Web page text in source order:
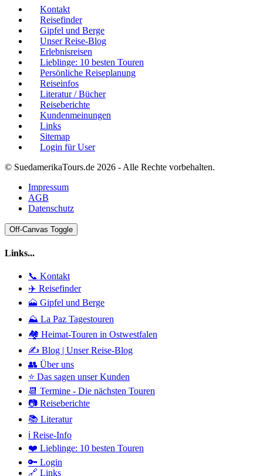
Kontakt
Reisefinder
Gipfel und Berge
Unser Reise-Blog
Erlebnisreisen
Lieblinge: 10 besten Touren
Persönliche Reiseplanung
Reiseinfos
Literatur / Bücher
Reiseberichte
Kundenmeinungen
Links
Sitemap
Login für User
© SuedamerikaTours.de 2026 - Alle Rechte vorbehalten.
Impressum
AGB
Datenschutz
Off-Canvas Toggle
Links...
📞 Kontakt
✈️ Reisefinder
🗻 Gipfel und Berge
⛰️ La Paz Tagestouren
🏘️ Heimat-Touren in Ostwestfalen
✍️ Blog | Unser Reise-Blog
👥 Über uns
⭐ Das sagen unser Kunden
📆 Termine - Die nächsten Touren
📷 Reiseberichte
📚 Literatur
ℹ️ Reise-Info
❤️ Lieblinge: 10 besten Touren
🔑 Login
🔗 Links